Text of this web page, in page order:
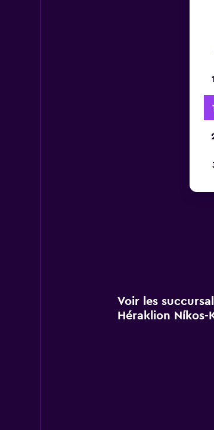
Voir les
Héraklion Níkos-